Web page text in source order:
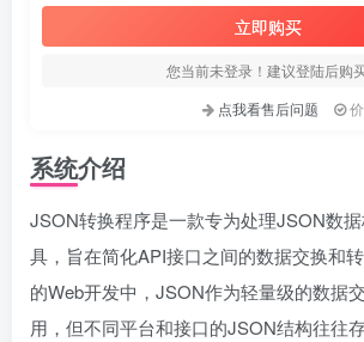
立即购买
您当前未登录！建议登陆后购
点我看售后问题
系统介绍
JSON转换程序是一款专为处理JSON数
具，旨在简化API接口之间的数据交换和
的Web开发中，JSON作为轻量级的数据
用，但不同平台和接口的JSON结构往往